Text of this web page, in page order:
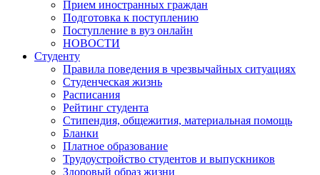
Прием иностранных граждан
Подготовка к поступлению
Поступление в вуз онлайн
НОВОСТИ
Студенту
Правила поведения в чрезвычайных ситуациях
Студенческая жизнь
Расписания
Рейтинг студента
Стипендия, общежития, материальная помощь
Бланки
Платное образование
Трудоустройство студентов и выпускников
Здоровый образ жизни